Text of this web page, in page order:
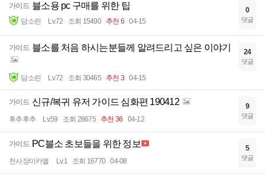
가이드 블소용 pc 구매를 위한 팁
담소린 Lv.72 조회 15490 추천 6 04-15
0
댓글
가이드 블소를 처음 하시는분들께 알려드리고 싶은 이야기
담소린 Lv.72 조회 30465 추천 3 04-15
24
댓글
가이드 신규/복귀 유저 가이드 심화편 190412
후추후추 Lv.59 조회 28675 추천 36 04-12
9
댓글
가이드 PC블소 초보들을 위한 정보
천사장미카엘 Lv.1 조회 16770 04-08
5
댓글